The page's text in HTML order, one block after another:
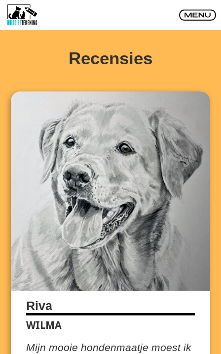
Recensies
Riva
WILMA
Mijn mooie hondenmaatje moest ik